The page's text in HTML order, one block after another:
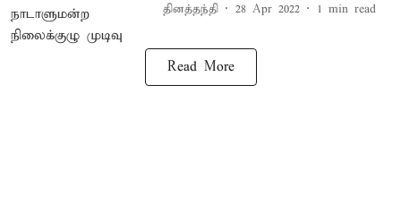
தினத்தந்தி 28 Apr 2022 1 min read
Read More